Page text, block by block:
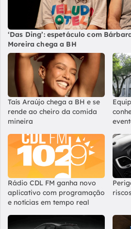
‘Das Ding’: espetáculo com
Moreira chega a BH
Taís Araújo chega a BH e se
rende ao cheiro da comida
mineira
Rádio CDL FM ganha novo
aplicativo com programação
e notícias em tempo real